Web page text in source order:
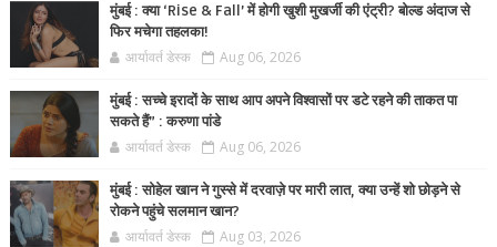
मुंबई : क्या ‘Rise & Fall’ में होगी खुशी मुखर्जी की एंट्री? बोल्ड अंदाज से
फिर मचेगा तहलका!
आर्यावर्त डेस्क Aug 06, 2026
मुंबई : सच्चे इरादों के साथ आप अपने विश्वासों पर डटे रहने की ताकत पा
सकते हैं” : करुणा पांडे
आर्यावर्त डेस्क Aug 06, 2026
मुंबई : सोहेल खान ने गुस्से में दरवाज़े पर मारी लात, क्या उन्हें शो छोड़ने से
रोकने पहुंचे सलमान खान?
आर्यावर्त डेस्क Aug 03, 2026